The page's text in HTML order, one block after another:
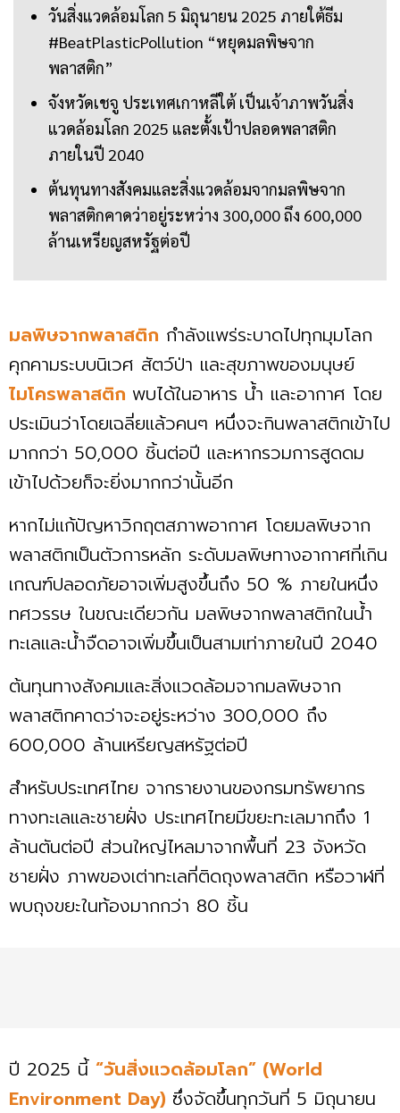
วันสิ่งแวดล้อมโลก 5 มิถุนายน 2025 ภายใต้ธีม
#BeatPlasticPollution “หยุดมลพิษจาก
พลาสติก”
จังหวัดเชจู ประเทศเกาหลีใต้ เป็นเจ้าภาพวันสิ่ง
แวดล้อมโลก 2025 และตั้งเป้าปลอดพลาสติก
ภายในปี 2040
ต้นทุนทางสังคมและสิ่งแวดล้อมจากมลพิษจาก
พลาสติกคาดว่าอยู่ระหว่าง 300,000 ถึง 600,000
ล้านเหรียญสหรัฐต่อปี
มลพิษจากพลาสติก กำลังแพร่ระบาดไปทุกมุมโลก
คุกคามระบบนิเวศ สัตว์ป่า และสุขภาพของมนุษย์
ไมโครพลาสติก พบได้ในอาหาร น้ำ และอากาศ โดย
ประเมินว่าโดยเฉลี่ยแล้วคนๆ หนึ่งจะกินพลาสติกเข้าไป
มากกว่า 50,000 ชิ้นต่อปี และหากรวมการสูดดม
เข้าไปด้วยก็จะยิ่งมากกว่านั้นอีก
หากไม่แก้ปัญหาวิกฤตสภาพอากาศ โดยมลพิษจาก
พลาสติกเป็นตัวการหลัก ระดับมลพิษทางอากาศที่เกิน
เกณฑ์ปลอดภัยอาจเพิ่มสูงขึ้นถึง 50 % ภายในหนึ่ง
ทศวรรษ ในขณะเดียวกัน มลพิษจากพลาสติกในน้ำ
ทะเลและน้ำจืดอาจเพิ่มขึ้นเป็นสามเท่าภายในปี 2040
ต้นทุนทางสังคมและสิ่งแวดล้อมจากมลพิษจาก
พลาสติกคาดว่าจะอยู่ระหว่าง 300,000 ถึง
600,000 ล้านเหรียญสหรัฐต่อปี
สำหรับประเทศไทย จากรายงานของกรมทรัพยากร
ทางทะเลและชายฝั่ง ประเทศไทยมีขยะทะเลมากถึง 1
ล้านตันต่อปี ส่วนใหญ่ไหลมาจากพื้นที่ 23 จังหวัด
ชายฝั่ง ภาพของเต่าทะเลที่ติดถุงพลาสติก หรือวาฬที่
พบถุงขยะในท้องมากกว่า 80 ชิ้น
ปี 2025 นี้ “วันสิ่งแวดล้อมโลก” (World
Environment Day) ซึ่งจัดขึ้นทุกวันที่ 5 มิถุนายน